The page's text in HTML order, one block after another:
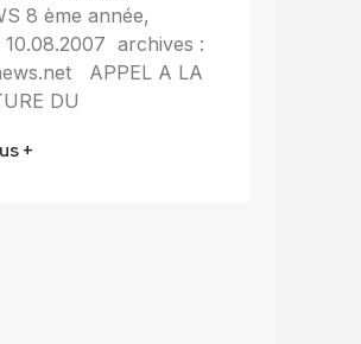
8 ème année,
10.08.2007 archives :
APPEL A LA
DU
+